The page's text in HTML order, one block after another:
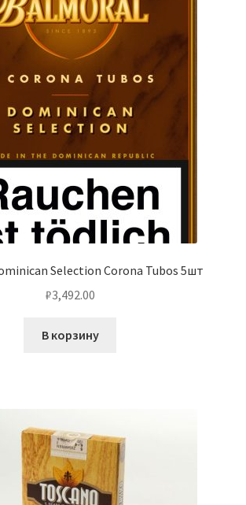
Selection Corona Tubos 5шт
₽3,492.00
В корзину